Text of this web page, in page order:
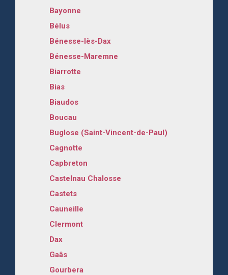
Bayonne
Bélus
Bénesse-lès-Dax
Bénesse-Maremne
Biarrotte
Bias
Biaudos
Boucau
Buglose (Saint-Vincent-de-Paul)
Cagnotte
Capbreton
Castelnau Chalosse
Castets
Cauneille
Clermont
Dax
Gaâs
Gourbera